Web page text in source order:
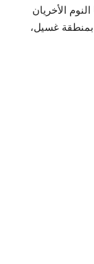
الأخريان
غسيل،